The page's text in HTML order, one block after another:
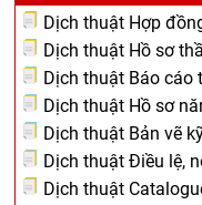
Dịch thuật Hợp
Dịch thuật Hồ sơ
Dịch thuật Báo cáo
Dịch thuật Hồ sơ
Dịch thuật Bản vẽ
Dịch thuật Điều lệ,
Dịch thuật